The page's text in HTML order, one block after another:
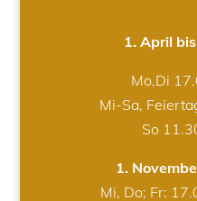
1. April
Mo,Di
Mi-Sa,
So
1.
Mi, Do; Fr: